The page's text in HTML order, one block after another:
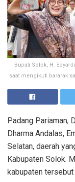
Bupati Solok, H.
saat mengikuti bararak
Padang Pariaman,
Dharma Andalas,
Selatan, daerah
Kabupaten Solok.
kabupaten